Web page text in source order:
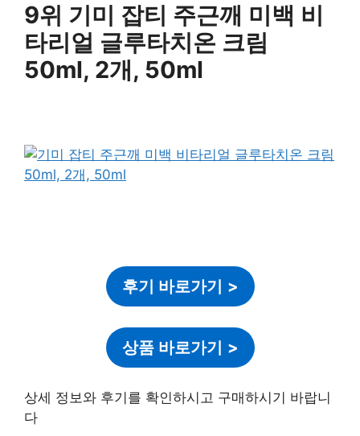
9위 기미 잡티 주근깨 미백 비
타리얼 글루타치온 크림
50ml, 2개, 50ml
후기 바로가기 >
상품 바로가기 >
상세 정보와 후기를 확인하시고 구매하시기 바랍니
다